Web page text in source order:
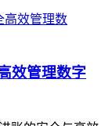
效管理数字